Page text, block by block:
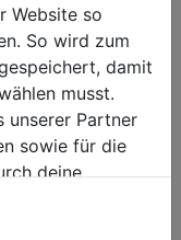
jedem Raum eine
Materialien,
Website so
So wird zum
damit
musst.
unserer Partner
sowie für die
deine